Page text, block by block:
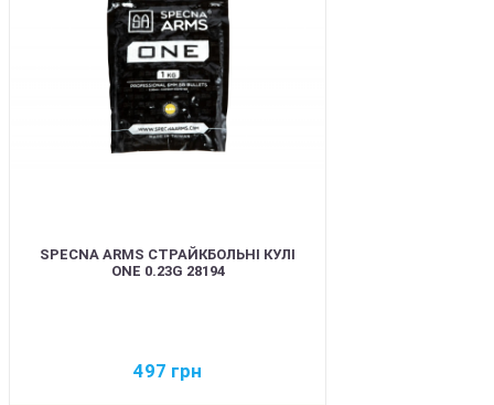
SPECNA ARMS СТРАЙКБОЛЬНІ КУЛІ
ONE 0.23G 28194
497 грн